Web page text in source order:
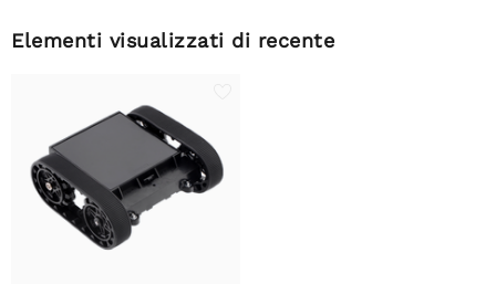
Elementi visualizzati di recente